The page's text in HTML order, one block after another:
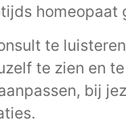
homeopaat
te
te zien en
bij